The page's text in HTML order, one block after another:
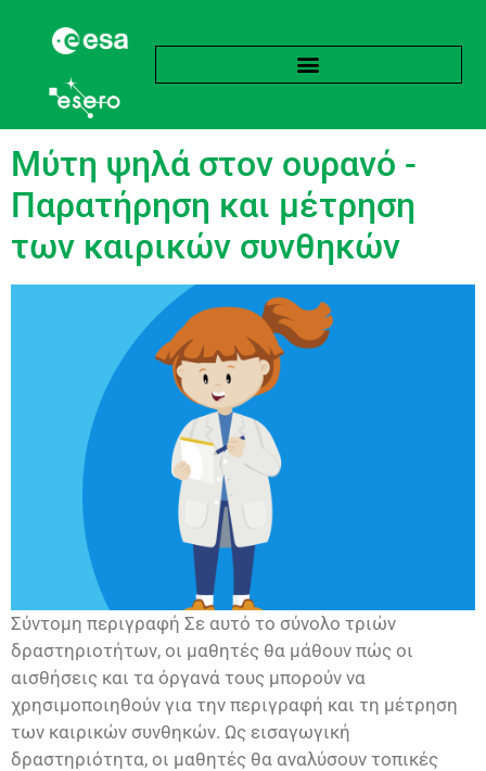
Ετικέτα:Μαθηματικά
Μύτη ψηλά στον ουρανό -
Παρατήρηση και μέτρηση
των καιρικών συνθηκών
Σύντομη περιγραφή Σε αυτό το σύνολο τριών
δραστηριοτήτων, οι μαθητές θα μάθουν πώς οι
αισθήσεις και τα όργανά τους μπορούν να
χρησιμοποιηθούν για την περιγραφή και τη μέτρηση
των καιρικών συνθηκών. Ως εισαγωγική
δραστηριότητα, οι μαθητές θα αναλύσουν τοπικές